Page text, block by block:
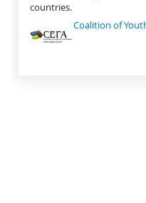
countries.
Coalition of